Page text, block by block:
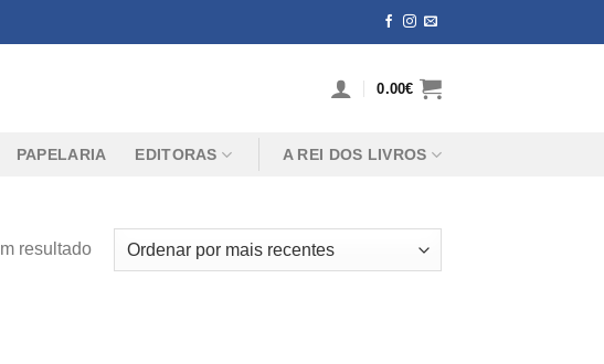
0.00€
PAPELARIA EDITORAS A REI DOS LIVROS
resultado